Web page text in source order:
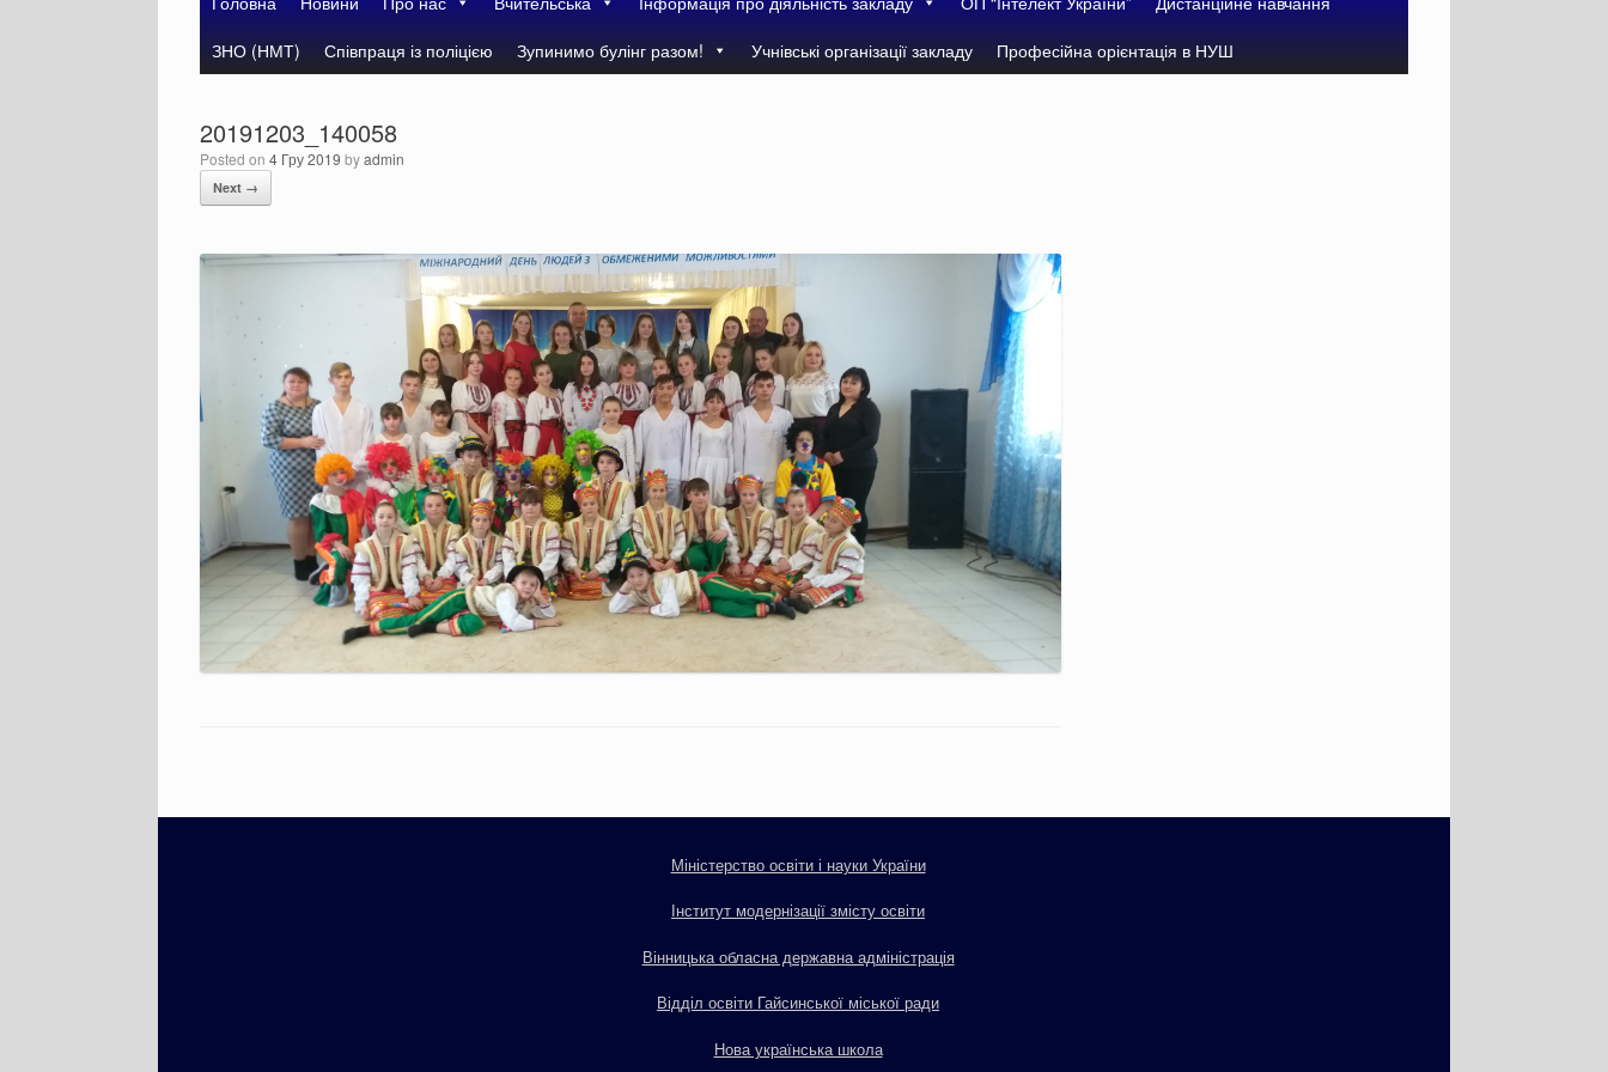
ЗНО (НМТ)
Співпраця із поліцією Зупинимо булінг разом! Учнівські організації закладу Професійна орієнтація в НУШ
20191203_140058
Posted on 4 Гру 2019 byadmin
Next →
Міністерство освіти і науки України
Інститут модернізації змісту освіти
Вінницька обласна державна адміністрація
Відділ освіти Гайсинської міської ради
Нова українська школа